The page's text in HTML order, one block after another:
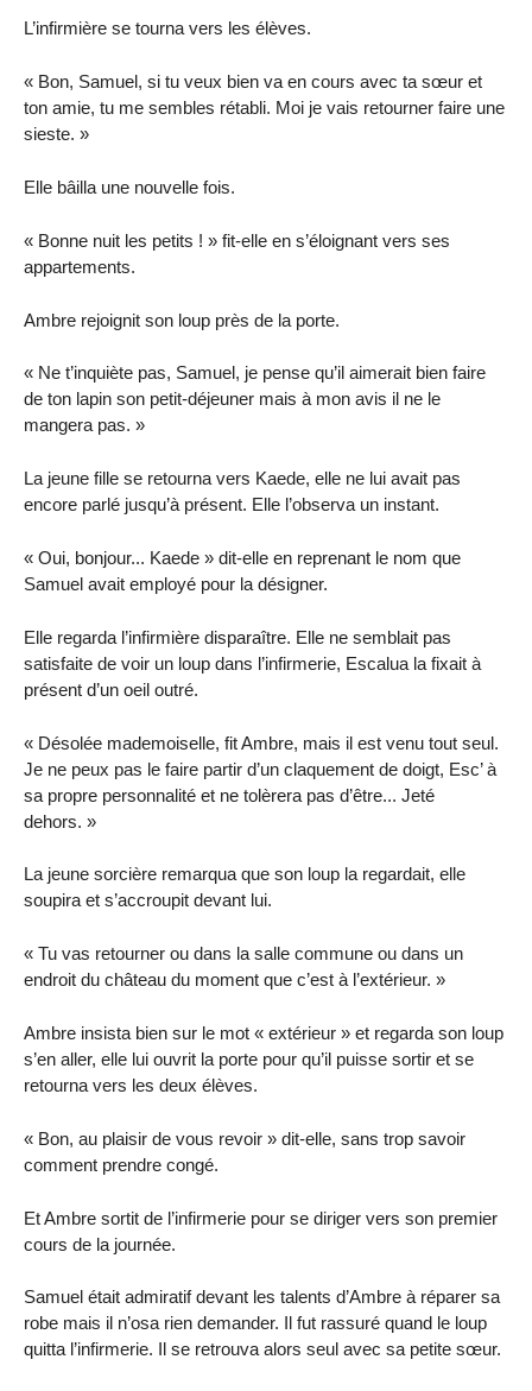
L’infirmière se tourna vers les élèves.
« Bon, Samuel, si tu veux bien va en cours avec ta sœur et
ton amie, tu me sembles rétabli. Moi je vais retourner faire une
sieste. »
Elle bâilla une nouvelle fois.
« Bonne nuit les petits ! » fit-elle en s’éloignant vers ses
appartements.
Ambre rejoignit son loup près de la porte.
« Ne t’inquiète pas, Samuel, je pense qu’il aimerait bien faire
de ton lapin son petit-déjeuner mais à mon avis il ne le
mangera pas. »
La jeune fille se retourna vers Kaede, elle ne lui avait pas
encore parlé jusqu’à présent. Elle l’observa un instant.
« Oui, bonjour... Kaede » dit-elle en reprenant le nom que
Samuel avait employé pour la désigner.
Elle regarda l’infirmière disparaître. Elle ne semblait pas
satisfaite de voir un loup dans l’infirmerie, Escalua la fixait à
présent d’un oeil outré.
« Désolée mademoiselle, fit Ambre, mais il est venu tout seul.
Je ne peux pas le faire partir d’un claquement de doigt, Esc’ à
sa propre personnalité et ne tolèrera pas d’être... Jeté
dehors. »
La jeune sorcière remarqua que son loup la regardait, elle
soupira et s’accroupit devant lui.
« Tu vas retourner ou dans la salle commune ou dans un
endroit du château du moment que c’est à l’extérieur. »
Ambre insista bien sur le mot « extérieur » et regarda son loup
s’en aller, elle lui ouvrit la porte pour qu’il puisse sortir et se
retourna vers les deux élèves.
« Bon, au plaisir de vous revoir » dit-elle, sans trop savoir
comment prendre congé.
Et Ambre sortit de l’infirmerie pour se diriger vers son premier
cours de la journée.
Samuel était admiratif devant les talents d’Ambre à réparer sa
robe mais il n’osa rien demander. Il fut rassuré quand le loup
quitta l’infirmerie. Il se retrouva alors seul avec sa petite sœur.